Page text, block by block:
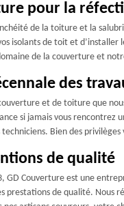
pour la
de la toiture et la
isolants de toit et
de la couverture et
des
et de toiture que
si jamais vous rencontrez
Bien des
de qualité
GD Couverture est une
prestations de qualité. Nous